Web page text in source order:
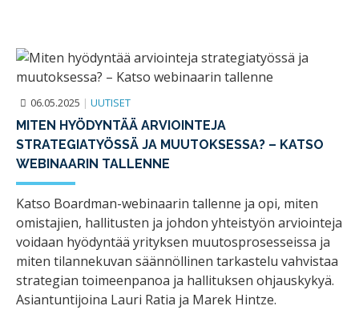
06.05.2025 | UUTISET
MITEN HYÖDYNTÄÄ ARVIOINTEJA
STRATEGIATYÖSSÄ JA MUUTOKSESSA? – KATSO
WEBINAARIN TALLENNE
Katso Boardman-webinaarin tallenne ja opi, miten
omistajien, hallitusten ja johdon yhteistyön arviointeja
voidaan hyödyntää yrityksen muutosprosesseissa ja
miten tilannekuvan säännöllinen tarkastelu vahvistaa
strategian toimeenpanoa ja hallituksen ohjauskykyä.
Asiantuntijoina Lauri Ratia ja Marek Hintze.